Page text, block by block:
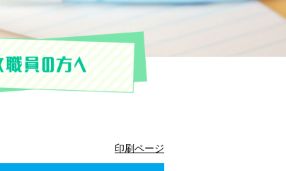
印刷ページ